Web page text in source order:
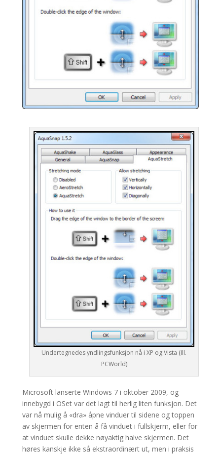
Undertegnedes yndlingsfunksjon nå i XP og Vista (Ill.
PCWorld)
Microsoft lanserte Windows 7 i oktober 2009, og
innebygd i OSet var det lagt til herlig liten funksjon. Det
var nå mulig å «dra» åpne vinduer til sidene og toppen
av skjermen for enten å få vinduet i fullskjerm, eller for
at vinduet skulle dekke nøyaktig halve skjermen. Det
høres kanskje ikke så ekstraordinært ut, men i praksis